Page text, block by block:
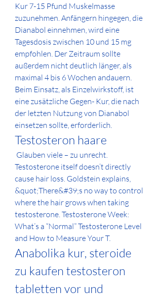
Kur 7-15 Pfund Muskelmasse
zuzunehmen. Anfängern hingegen, die
Dianabol einnehmen, wird eine
Tagesdosis zwischen 10 und 15 mg
empfohlen. Der Zeitraum sollte
außerdem nicht deutlich länger, als
maximal 4 bis 6 Wochen andauern.
Beim Einsatz, als Einzelwirkstoff, ist
eine zusätzliche Gegen- Kur, die nach
der letzten Nutzung von Dianabol
einsetzen sollte, erforderlich.
Testosteron haare
Testosterone itself doesn’t directly
cause hair loss. Goldstein explains,
&quot;There&#39;s no way to control
where the hair grows when taking
testosterone. Testosterone Week:
What’s a “Normal” Testosterone Level
and How to Measure Your T.
Anabolika kur, steroide
zu kaufen testosteron
tabletten vor und